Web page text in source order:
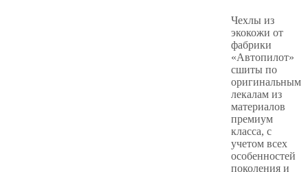
Чехлы из
экокожи от
фабрики
«Автопилот»
сшиты по
оригинальным
лекалам из
материалов
премиум
класса, с
учетом всех
особенностей
поколения и